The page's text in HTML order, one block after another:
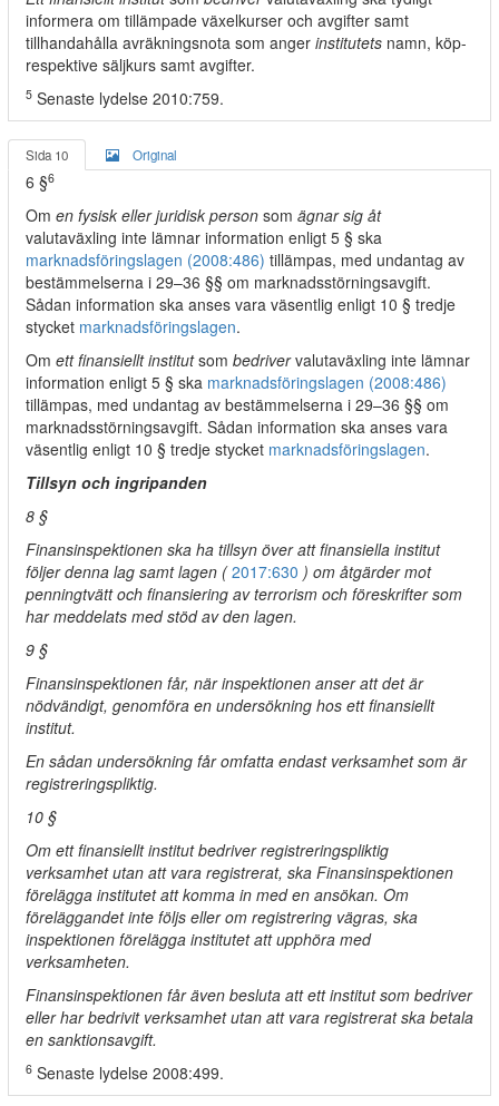
informera om tillämpade växelkurser och avgifter samt
tillhandahålla avräkningsnota som anger institutets namn, köp-
respektive säljkurs samt avgifter.
5 Senaste lydelse 2010:759.
Sida 10 Original
6 §6
Om en fysisk eller juridisk person som ägnar sig åt
valutaväxling inte lämnar information enligt 5 § ska
marknadsföringslagen (2008:486) tillämpas, med undantag av
bestämmelserna i 29–36 §§ om marknadsstörningsavgift.
Sådan information ska anses vara väsentlig enligt 10 § tredje
stycket marknadsföringslagen.
Om ett finansiellt institutsom bedrivervalutaväxling inte lämnar
information enligt 5 § ska marknadsföringslagen (2008:486)
tillämpas, med undantag av bestämmelserna i 29–36 §§ om
marknadsstörningsavgift. Sådan information ska anses vara
väsentlig enligt 10 § tredje stycket marknadsföringslagen.
Tillsyn och ingripanden
8 §
Finansinspektionen ska ha tillsyn över att finansiella institut
följer denna lag samt lagen ( 2017:630 ) om åtgärder mot
penningtvätt och finansiering av terrorism och föreskrifter som
har meddelats med stöd av den lagen.
9 §
Finansinspektionen får, när inspektionen anser att det är
nödvändigt, genomföra en undersökning hos ett finansiellt
institut.
En sådan undersökning får omfatta endast verksamhet som är
registreringspliktig.
10 §
Om ett finansiellt institut bedriver registreringspliktig
verksamhet utan att vara registrerat, ska Finansinspektionen
förelägga institutet att komma in med en ansökan. Om
föreläggandet inte följs eller om registrering vägras, ska
inspektionen förelägga institutet att upphöra med
verksamheten.
Finansinspektionen får även besluta att ett institut som bedriver
eller har bedrivit verksamhet utan att vara registrerat ska betala
en sanktionsavgift.
6 Senaste lydelse 2008:499.